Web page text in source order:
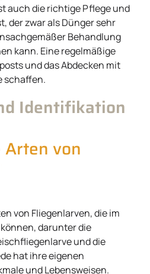
auch die richtige Pflege und
der zwar als Dünger sehr
Behandlung
kann. Eine regelmäßige
und das Abdecken mit
schaffen.
Identifikation
Arten von
von Fliegenlarven, die im
darunter die
und die
hat ihre eigenen
und Lebensweisen.